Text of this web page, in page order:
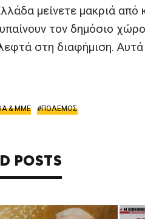
μείνετε μακριά
τον δημόσιο
στη διαφήμιση.
& ΜΜΕ ΠΟΛΕΜΟΣ
POSTS